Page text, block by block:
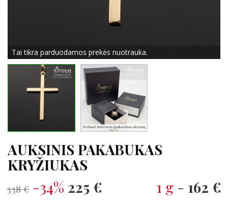
Tai tikra parduodamos prekės nuotrauka.
AUKSINIS PAKABUKAS
KRYŽIUKAS
338 € -34% 225 € 1 g - 162 €